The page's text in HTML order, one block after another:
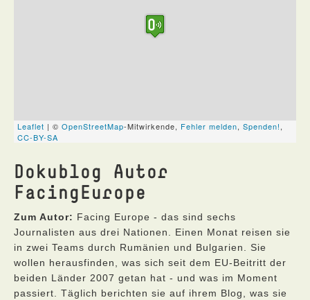
Dokublog Autor
FacingEurope
Zum Autor: Facing Europe - das sind sechs
Journalisten aus drei Nationen. Einen Monat reisen sie
in zwei Teams durch Rumänien und Bulgarien. Sie
wollen herausfinden, was sich seit dem EU-Beitritt der
beiden Länder 2007 getan hat - und was im Moment
passiert. Täglich berichten sie auf ihrem Blog, was sie